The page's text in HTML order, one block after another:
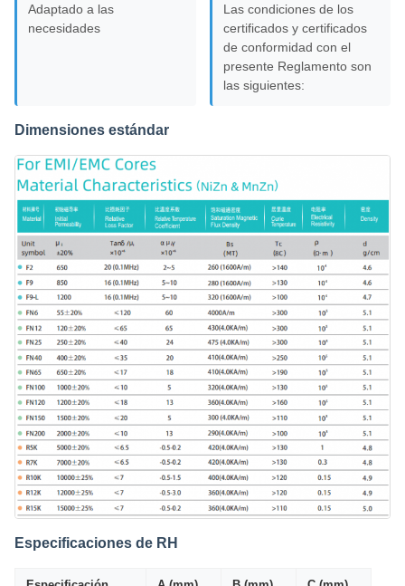
Adaptado a las
necesidades
Las condiciones de los
certificados y certificados
de conformidad con el
presente Reglamento son
las siguientes:
Dimensiones estándar
Especificaciones de RH